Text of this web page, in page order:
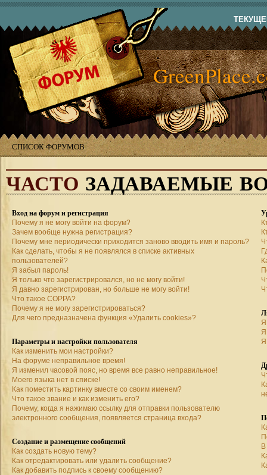
СПИСОК ФОРУМОВ
ЧАСТО ЗАДАВАЕМЫЕ
Вход на форум и регистрация
Почему я не могу войти на форум?
Зачем вообще нужна регистрация?
Почему мне периодически приходится заново вводить имя и пароль?
Как сделать, чтобы я не появлялся в списке активных
пользователей?
Я забыл пароль!
Я только что зарегистрировался, но не могу войти!
Я давно зарегистрирован, но больше не могу войти!
Что такое COPPA?
Почему я не могу зарегистрироваться?
Для чего предназначена функция «Удалить cookies»?
Параметры и настройки пользователя
Как изменить мои настройки?
На форуме неправильное время!
Я изменил часовой пояс, но время все равно неправильное!
Моего языка нет в списке!
Как поместить картинку вместе со своим именем?
Что такое звание и как изменить его?
Почему, когда я нажимаю ссылку для отправки пользователю
электронного сообщения, появляется страница входа?
Создание и размещение сообщений
Как создать новую тему?
Как отредактировать или удалить сообщение?
Как добавить подпись к своему сообщению?
Я
Я
Я